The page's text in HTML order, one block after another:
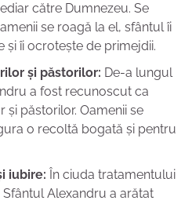
către Dumnezeu. Se
se roagă la el, sfântul îi
și îi ocrotește de primejdii.
și păstorilor: De-a lungul
a fost recunoscut ca
păstorilor. Oamenii se
o recoltă bogată și pentru
iubire: În ciuda tratamentului
Alexandru a arătat